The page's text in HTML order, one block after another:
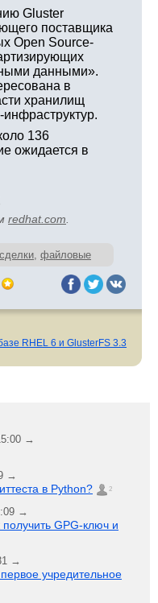
Gluster
поставщика
Open Source-
данными».
в
хранилищ
136
ожидается в
redhat.com
сделки, файловые
RHEL 6 и GlusterFS 3.3
→
→
в Python? 2
→
GPG-ключ и
→
учредительное